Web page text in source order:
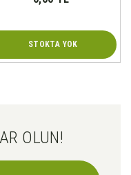
STOKTA YOK
OLUN!